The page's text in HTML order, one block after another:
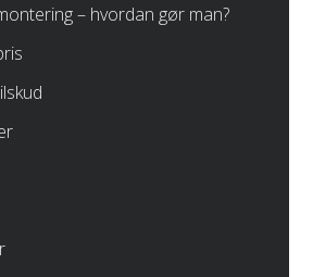
– hvordan gør man?